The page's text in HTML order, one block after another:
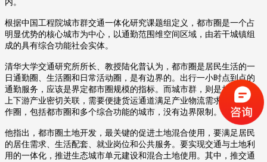
内。
根据中国工程院城市群交通一体化研究课题组定义，都市圈是一个占
明显优势的核心城市为中心，以通勤范围维空间区域，由若干城镇组
成的具有综合功能社会实体。
清华大学交通研究所所长、教授陆化普认为，都市圈是居民生活的一
日通勤圈、生活圈和日常活动圈，是有边界的。出行一小时点到点的
通勤服务，应该是界定都市圈规模的指标。而城市群，则是相互之间
上下游产业密切关联，需要便捷货运通道满足产业物流需求的生产协
作圈，包括都市圈和多个综合功能的城市，没有边界限制。
他指出，都市圈土地开发，最关键的促进土地混合使用，要满足居民
的居住需求、生活配套、就业岗位和公共服务。要实现交通与土地利
用的一体化，推进生态城市单元建设和混合土地使用。其中，推交通